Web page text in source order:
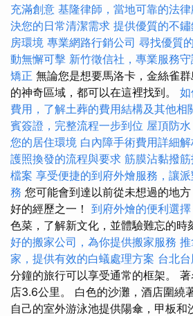
充滿創意 基隆律師，當地可靠的法律
決您的日常清潔需求 提供優質的不
房環境 專業網路行銷公司 尋找優質
動無懈可擊 新竹徵信社，專業服務
矯正 無論您是想要馬洛卡，金絲雀
的神奇區域，都可以在這裡找到。
費用，了解土葬的費用結構及其他相
賓簽證，完整流程一步到位 屋頂防
您的居住環境 白內障手術費用詳細
護照換發的流程與要求 筋膜沾黏撥
檔案 享受便捷的到府外燴服務，讓
務 您可能會到達以前從未想過的地
好的經歷之一！ 到府外燴的便利選擇
色菜，了解新文化，並體驗難忘的時
好的搬家公司，為你提供搬家服務
家，提供有效的白蟻處理方案 台北
分鐘的旅行可以享受通常的框架。
店3.6公里。 白色的沙灘，酒店圍繞
自己的室外游泳池提供陽傘，甲板和